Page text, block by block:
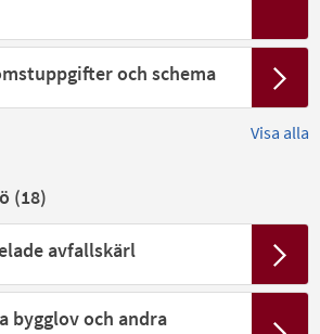
och schema
Visa alla
(18)
avfallskärl
bygglov och andra